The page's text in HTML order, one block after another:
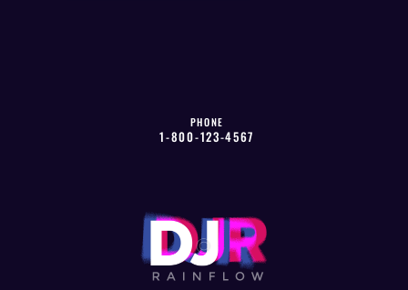
PHONE
1-800-123-4567